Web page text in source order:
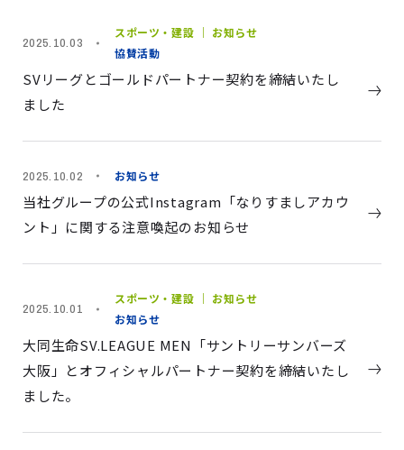
2025.10.03
スポーツ・建設 ｜ お知らせ
協賛活動
SVリーグとゴールドパートナー契約を締結いたし
ました
2025.10.02 お知らせ
当社グループの公式Instagram「なりすましアカウ
ント」に関する注意喚起のお知らせ
2025.10.01
スポーツ・建設 ｜ お知らせ
お知らせ
大同生命SV.LEAGUE MEN「サントリーサンバーズ
大阪」とオフィシャルパートナー契約を締結いたし
ました。